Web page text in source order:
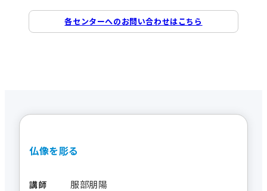
各センターへのお問い合わせはこちら
仏像を彫る
講師 服部朋陽